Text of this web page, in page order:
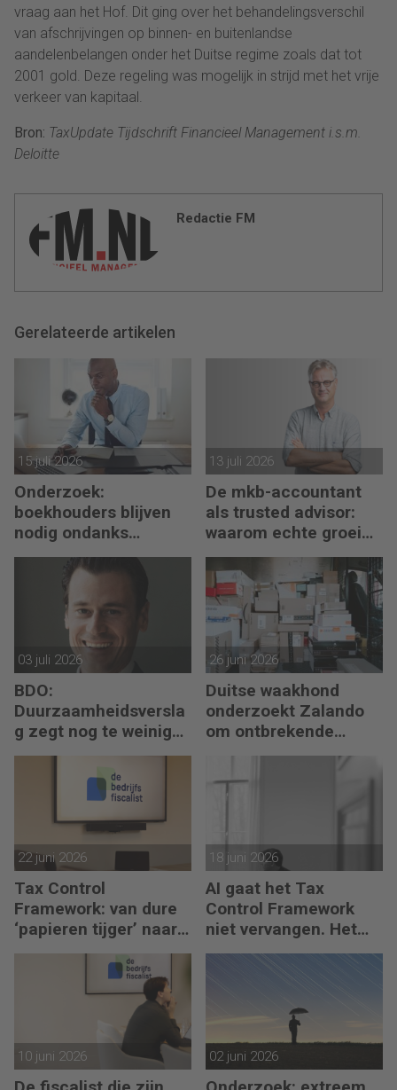
vraag aan het Hof. Dit ging over het behandelingsverschil
van afschrijvingen op binnen- en buitenlandse
aandelenbelangen onder het Duitse regime zoals dat tot
2001 gold. Deze regeling was mogelijk in strijd met het vrije
verkeer van kapitaal.
Bron: TaxUpdate Tijdschrift Financieel Management i.s.m.
Deloitte
Redactie FM
Gerelateerde artikelen
15 juli 2026
Onderzoek:
boekhouders blijven
nodig ondanks
boekhoudsoftware
13 juli 2026
De mkb-accountant
als trusted advisor:
waarom echte groei
begint met reflectie
03 juli 2026
BDO:
Duurzaamheidsversla
g zegt nog te weinig
over waarde en risico’s
26 juni 2026
Duitse waakhond
onderzoekt Zalando
om ontbrekende
transactie in
22 juni 2026
Tax Control
Framework: van dure
‘papieren tijger’ naar
digitaal stuurmiddel
18 juni 2026
AI gaat het Tax
Control Framework
niet vervangen. Het
maakt de fiscalist die
kan doorvragen alleen
10 juni 2026 02 juni 2026